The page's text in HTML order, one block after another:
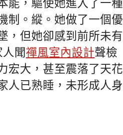
能，驅使她進入了一種
制。縱。她做了一個優
，但她卻感到前所未有
聞禪風室內設計聲檢
宏大，甚至震落了天花
人已熟睡，未形成人身